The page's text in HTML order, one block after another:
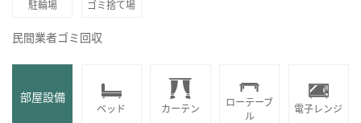
駐輪場 ゴミ捨て場
民間業者ゴミ回収
部屋設備
ベッド カーテン
ローテーブ
ル
電子レンジ